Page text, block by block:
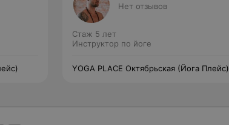
Нет отзывов
Стаж 5 лет
Инструктор по йоге
YOGA PLACE Октябрьская (Йога Плейс)